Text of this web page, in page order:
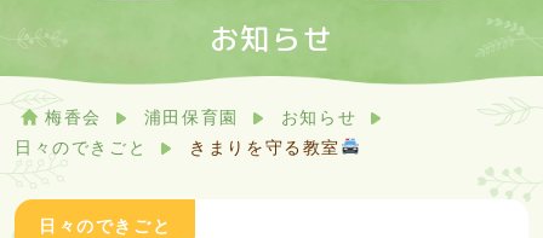
お知らせ
梅香会 浦田保育園
お知らせ
日々のできごと
きまりを守る教室
日々のできごと